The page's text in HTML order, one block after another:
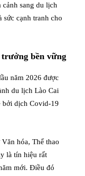
cảnh sang du lịch
sức cạnh tranh cho
bền vững
năm 2026 được
du lịch Lào Cai
bởi dịch Covid-19
hóa, Thể thao
là tín hiệu rất
mới. Điều đó